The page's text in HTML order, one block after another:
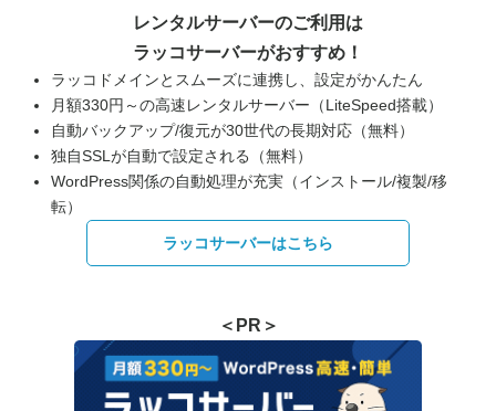
レンタルサーバーのご利用は
ラッコサーバーがおすすめ！
ラッコドメインとスムーズに連携し、設定がかんたん
月額330円～の高速レンタルサーバー（LiteSpeed搭載）
自動バックアップ/復元が30世代の長期対応（無料）
独自SSLが自動で設定される（無料）
WordPress関係の自動処理が充実（インストール/複製/移
転）
ラッコサーバーはこちら
＜PR＞